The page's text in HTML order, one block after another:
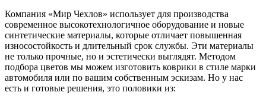
Компания «Мир Чехлов» использует для производства
современное высокотехнологичное оборудование и новые
синтетические материалы, которые отличает повышенная
износостойкость и длительный срок службы. Эти материалы
не только прочные, но и эстетически выглядят. Методом
подбора цветов мы можем изготовить коврики в стиле марки
автомобиля или по вашим собственным эскизам. Но у нас
есть и готовые решения, это половики из: